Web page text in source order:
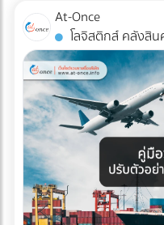
ป้องกันอุบัติเหตุ เหมาะกับ
คลังสินค้าที่ต้องการแยกประ
เด็ดขาด (เช่น รถเทรลเลอร์
ของออกทางด้านข้าง) เช็กลิ
โจทย์ที่สุด? หากคุณกำลังจะ
เดิม ลองใช้ 3 คำถามนี้เป็
เป็นแบบไหน? (หากมีประตู
หน้า-หลัง = ทำตัว I ได้) คุ
และมีรถน้อย การใช้ผังตัว
ได้คุ้มค่ากว่า) ความเร็วหรื
ประหยัดพื้นที่และยืดหยุ่น ส่ว
แต่ยังทำให้ข้อมูลวิ่งตรงเข้า
ไร้รอยต่อ 3. กระทบยอด
อย่างสม่ำเสมอ ข้อผิดพลา
เอกสาร" ไว้ทำทีเดียวตอนสิ้
Payment ของคุณแทบจะแ
สิ้นปีถือว่าสายเกินไป วิธีแ
ระหว่าง Statement ธนาค
เดือน" รวมถึงต้องมีการนับ
อยู่เสมอ หากพบความผิดปก
เหตุผลที่ธุรกิจยุค 2026 ขา
การจ้างสำนักงานบัญชีที่ได้
At-Once
โลจิสติกส์ คลังสิน